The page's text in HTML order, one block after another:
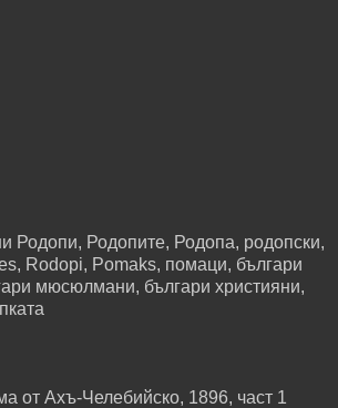
Родопи, Родопите, Родопа, родопски,
Rodopi, Pomaks, помаци, българи
мюсюлмани, българи християни,
от Ахъ-Челебийско, 1896, част 1